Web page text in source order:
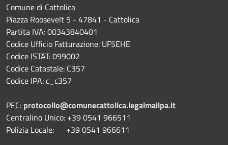
Comune di Cattolica
Piazza Roosevelt 5 - 47841 - Cattolica
Partita IVA: 00343840401
Codice Ufficio Fatturazione: UF5EHE
Codice ISTAT: 099002
Codice Catastale: C357
Codice IPA: c_c357
PEC: protocollo@comunecattolica.legalmailpa.it
Centralino Unico: +39 0541 966511
Polizia Locale: +39 0541 966611